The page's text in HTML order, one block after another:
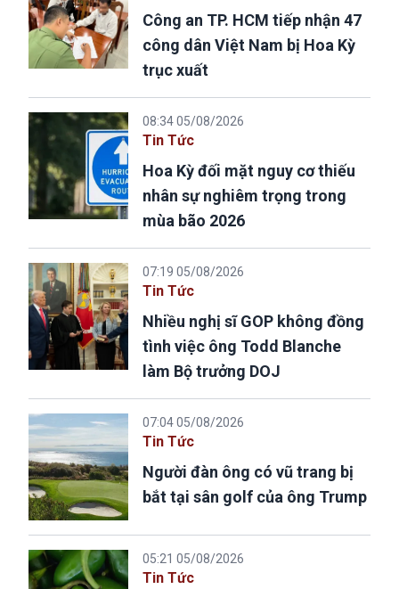
Công an TP. HCM tiếp nhận 47
công dân Việt Nam bị Hoa Kỳ
trục xuất
08:34 05/08/2026
Tin Tức
Hoa Kỳ đối mặt nguy cơ thiếu
nhân sự nghiêm trọng trong
mùa bão 2026
07:19 05/08/2026
Tin Tức
Nhiều nghị sĩ GOP không đồng
tình việc ông Todd Blanche
làm Bộ trưởng DOJ
07:04 05/08/2026
Tin Tức
Người đàn ông có vũ trang bị
bắt tại sân golf của ông Trump
05:21 05/08/2026
Tin Tức